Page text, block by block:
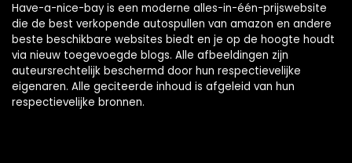
Have-a-nice-bay is een moderne alles-in-één-prijswebsite
die de best verkopende autospullen van amazon en andere
beste beschikbare websites biedt en je op de hoogte houdt
via nieuw toegevoegde blogs. Alle afbeeldingen zijn
auteursrechtelijk beschermd door hun respectievelijke
eigenaren. Alle geciteerde inhoud is afgeleid van hun
respectievelijke bronnen.